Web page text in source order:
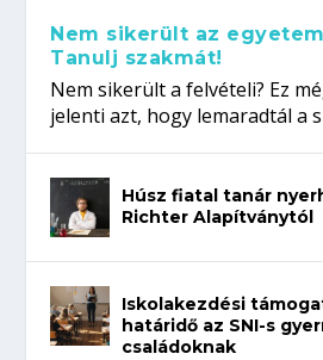
Nem sikerült az
Tanulj szakmát!
Nem sikerült a felvételi? Ez
jelenti azt, hogy lemaradtál a
Húsz fiatal tanár
Richter Alapítványtól
Iskolakezdési
határidő az SNI-s
családoknak